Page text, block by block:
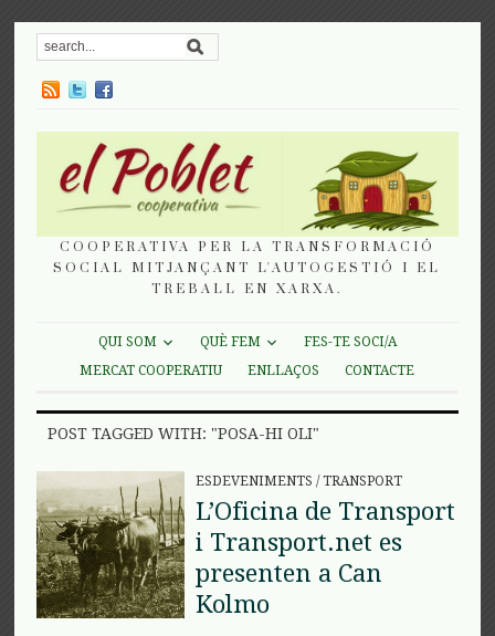
COOPERATIVA PER LA TRANSFORMACIÓ
SOCIAL MITJANÇANT L'AUTOGESTIÓ I EL
TREBALL EN XARXA.
QUI SOM QUÈ FEM
FES-TE SOCI/A
MERCAT COOPERATIU
ENLLAÇOS CONTACTE
POST TAGGED WITH: "POSA-HI OLI"
ESDEVENIMENTS /TRANSPORT
L’Oficina de Transport
i Transport.net es
presenten a Can
Kolmo